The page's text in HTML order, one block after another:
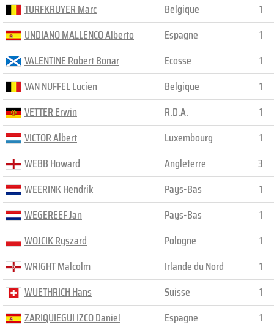
TURFKRUYER Marc
UNDIANO MALLENCO Alberto
VALENTINE Robert Bonar
VAN NUFFEL Lucien
VETTER Erwin
VICTOR Albert
WEBB Howard
WEERINK Hendrik
WEGEREEF Jan
WOJCIK Ryszard
WRIGHT Malcolm
WUETHRICH Hans
ZARIQUIEGUI IZCO Daniel
Belgique
1
Espagne
1
Ecosse
1
Belgique
1
R.D.A.
1
Luxembourg
1
Angleterre
3
Pays-Bas
1
Pays-Bas
1
Pologne
1
Irlande du Nord
1
Suisse
1
Espagne
1